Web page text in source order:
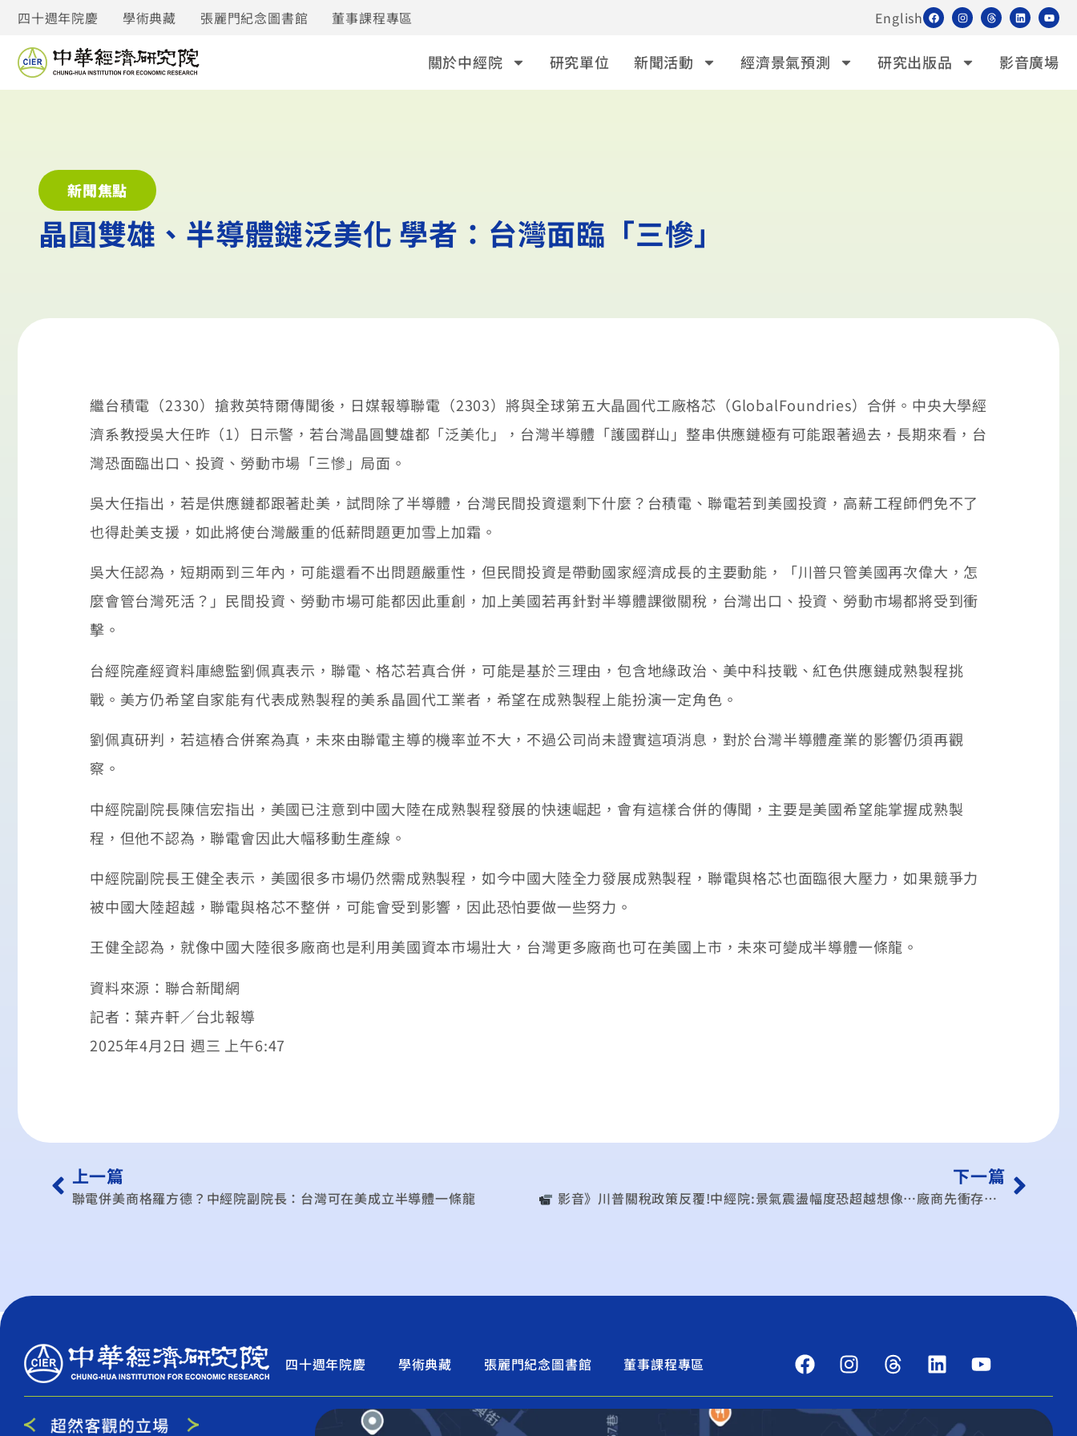
四十週年院慶 學術典藏 張麗門紀念圖書館 董事課程專區 English
關於中經院 研究單位 新聞活動 經濟景氣預測 研究出版品 影音廣場
新聞焦點
晶圓雙雄、半導體鏈泛美化 學者：台灣面臨「三慘」
繼台積電（2330）搶救英特爾傳聞後，日媒報導聯電（2303）將與全球第五大晶圓代工廠格芯（GlobalFoundries）合併。中央大學經
濟系教授吳大任昨（1）日示警，若台灣晶圓雙雄都「泛美化」，台灣半導體「護國群山」整串供應鏈極有可能跟著過去，長期來看，台
灣恐面臨出口、投資、勞動市場「三慘」局面。
吳大任指出，若是供應鏈都跟著赴美，試問除了半導體，台灣民間投資還剩下什麼？台積電、聯電若到美國投資，高薪工程師們免不了
也得赴美支援，如此將使台灣嚴重的低薪問題更加雪上加霜。
吳大任認為，短期兩到三年內，可能還看不出問題嚴重性，但民間投資是帶動國家經濟成長的主要動能，「川普只管美國再次偉大，怎
麼會管台灣死活？」民間投資、勞動市場可能都因此重創，加上美國若再針對半導體課徵關稅，台灣出口、投資、勞動市場都將受到衝
擊。
台經院產經資料庫總監劉佩真表示，聯電、格芯若真合併，可能是基於三理由，包含地緣政治、美中科技戰、紅色供應鏈成熟製程挑
戰。美方仍希望自家能有代表成熟製程的美系晶圓代工業者，希望在成熟製程上能扮演一定角色。
劉佩真研判，若這樁合併案為真，未來由聯電主導的機率並不大，不過公司尚未證實這項消息，對於台灣半導體產業的影響仍須再觀
察。
中經院副院長陳信宏指出，美國已注意到中國大陸在成熟製程發展的快速崛起，會有這樣合併的傳聞，主要是美國希望能掌握成熟製
程，但他不認為，聯電會因此大幅移動生產線。
中經院副院長王健全表示，美國很多市場仍然需成熟製程，如今中國大陸全力發展成熟製程，聯電與格芯也面臨很大壓力，如果競爭力
被中國大陸超越，聯電與格芯不整併，可能會受到影響，因此恐怕要做一些努力。
王健全認為，就像中國大陸很多廠商也是利用美國資本市場壯大，台灣更多廠商也可在美國上市，未來可變成半導體一條龍。
資料來源：聯合新聞網
記者：葉卉軒／台北報導
2025年4月2日 週三 上午6:47
上一篇
聯電併美商格羅方德？中經院副院長：台灣可在美成立半導體一條龍
下一篇
︎ 影音》川普關稅政策反覆!中經院:景氣震盪幅度恐超越想像…廠商先衝存貨 台3月製造業PMI續擴張
四十週年院慶 學術典藏 張麗門紀念圖書館 董事課程專區